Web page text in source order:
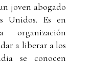
joven abogado
Unidos. Es en
a liberar a los
se conocen